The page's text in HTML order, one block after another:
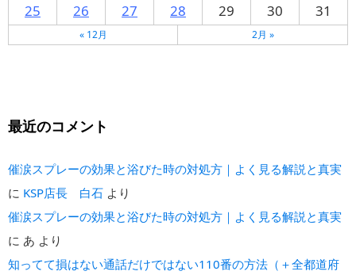
25
26 27 28 29 30 31
« 12月 2月 »
最近のコメント
催涙スプレーの効果と浴びた時の対処方｜よく見る解説と真実
に KSP店長 白石 より
催涙スプレーの効果と浴びた時の対処方｜よく見る解説と真実
に あ より
知ってて損はない通話だけではない110番の方法（＋全都道府